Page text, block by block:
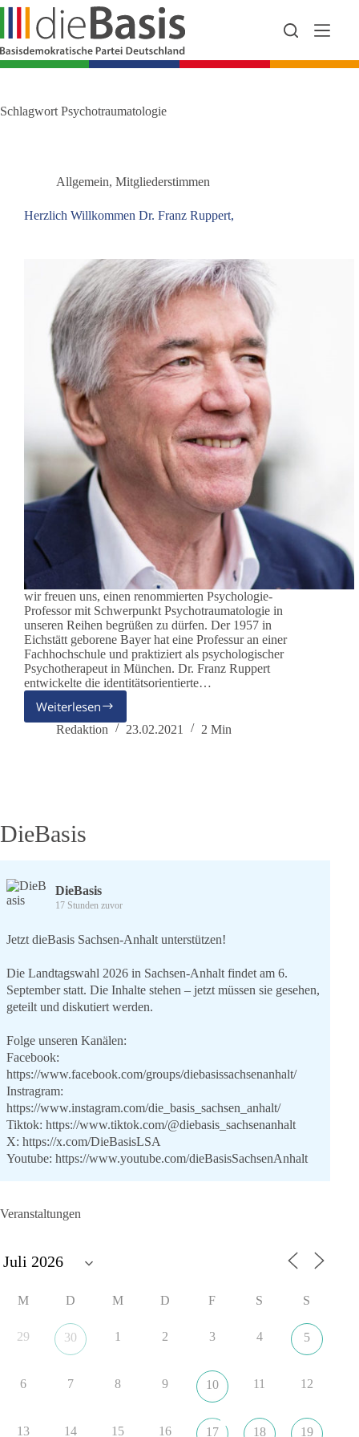
Zum
springen
Schlagwort Psychotraumatologie
Allgemein, Mitgliederstimmen
Herzlich Willkommen Dr. Franz Ruppert,
wir freuen uns, einen renommierten Psychologie-
Professor mit Schwerpunkt Psychotraumatologie in
unseren Reihen begrüßen zu dürfen. Der 1957 in
Eichstätt geborene Bayer hat eine Professur an einer
Fachhochschule und praktiziert als psychologischer
Psychotherapeut in München. Dr. Franz Ruppert
entwickelte die identitätsorientierte…
Weiterlesen
Herzlich
Willkommen
Redaktion 23.02.2021 2 Min
DieBasis
DieBasis
17 Stunden zuvor
Jetzt dieBasis Sachsen-Anhalt unterstützen!
Die Landtagswahl 2026 in Sachsen-Anhalt findet am 6.
September statt. Die Inhalte stehen – jetzt müssen sie gesehen,
geteilt und diskutiert werden.
Folge unseren Kanälen:
Facebook:
https://www.facebook.com/groups/diebasissachsenanhalt/
Instragram:
https://www.instagram.com/die_basis_sachsen_anhalt/
Tiktok: https://www.tiktok.com/@diebasis_sachsenanhalt
X: https://x.com/DieBasisLSA
Youtube: https://www.youtube.com/dieBasisSachsenAnhalt
lohnt, dieBasis zu wählen.
#DeineStimmezählt
22 Auf Facebook ansehen
DieBasis
Veranstaltungen
M D M D F S S
29 30 1 2 3 4 5
6 7 8 9 10 11 12
13 14 15 16 17 18 19